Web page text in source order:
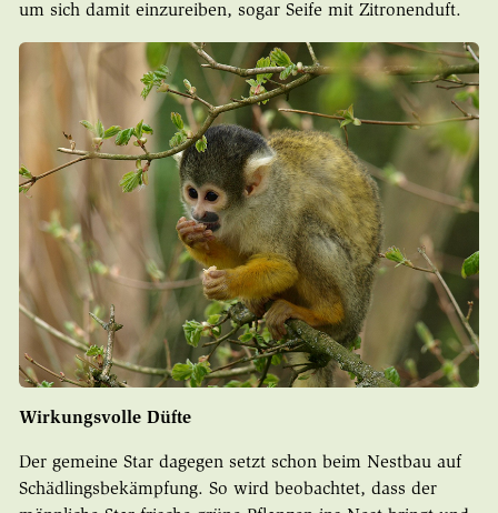
um sich damit einzureiben, sogar Seife mit Zitronenduft.
Wirkungsvolle Düfte
Der gemeine Star dagegen setzt schon beim Nestbau auf
Schädlingsbekämpfung. So wird beobachtet, dass der